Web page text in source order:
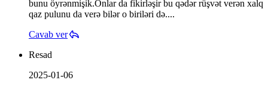
bunu öyrənmişik.Onlar da fikirləşir bu qədər rüşvət verən xalq
qaz pulunu da verə bilər o biriləri də....
Cavab ver
Resad
2025-01-06